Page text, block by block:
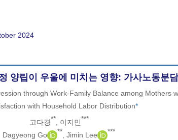
2024
양립이 우울에 미치는 영향: 가사노동분
through Work-Family Balance among Mothers
with Household Labor Distribution*
고다경** , 이지민***
Dagyeong Go
** , Jimin Lee ***